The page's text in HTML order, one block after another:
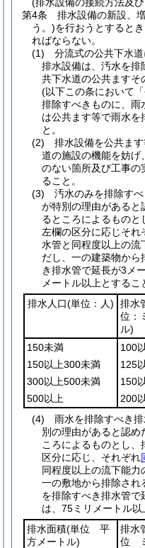
第4条
排水設備の新設、
う。)を行おうとすると
ればならない。
(1)
分流式の公共下水
排水設備は、汚水を排
共下水道の公共ますそ
(以下この条において
排除すべきものに、雨
は公共ます等で雨水を
と。
(2)
排水設備を公共ま
道の施設の機能を妨げ
のない箇所及び工事の
ること。
(3)
汚水のみを排除す
が特別の理由があると
るところによるものと
左欄の区分に応じそれ
水管と同程度以上の流
だし、一の建築物か
き排水管で延長が3メ
メートル以上とするこ
排水人口(単位：人) 排水
位：
ル)
150未満 100
150以上300未満
125
300以上500未満
150
500以上
200
(4)
雨水を排除すべき
別の理由があると認め
ころによるものとし、
区分に応じ、それぞれ
同程度以上の流下能力
一の敷地から排除され
を排除すべき排水管で
は、75ミリメートル以
排水面積(単位 平
方メートル)
排水
位